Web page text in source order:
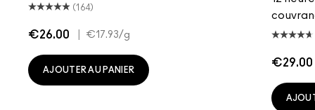
(164)
€26.00 €17.93/g
AJOUTER AU PANIER
€29.00